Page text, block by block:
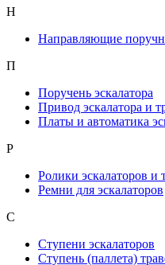
Н
Направляющие
П
Поручень эскалатора
Привод эскалатора и
Платы и автоматика
Р
Ролики эскалаторов и
Ремни для эскалаторов
С
Ступени эскалаторов
Ступень (паллета)